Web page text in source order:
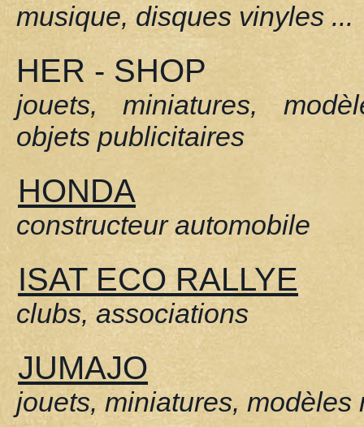
musique, disques vinyles ...
HER - SHOP
jouets, miniatures,
objets publicitaires
HONDA
constructeur automobile
ISAT ECO RALLYE
clubs, associations
JUMAJO
jouets, miniatures, modèles